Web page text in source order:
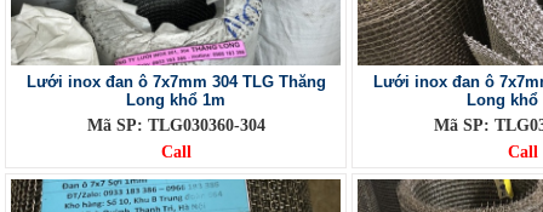
Lưới inox đan ô 7x7mm 304 TLG Thăng
Long khổ 1m
Mã SP: TLG030360-304
Call
Lưới inox đan ô
Long khổ
Mã SP:
Call